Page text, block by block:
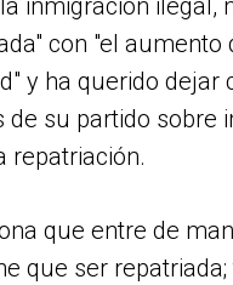
inmigración ilegal,
con "el aumento
y ha querido dejar
de su partido sobre
repatriación.
que entre de
que ser repatriada;